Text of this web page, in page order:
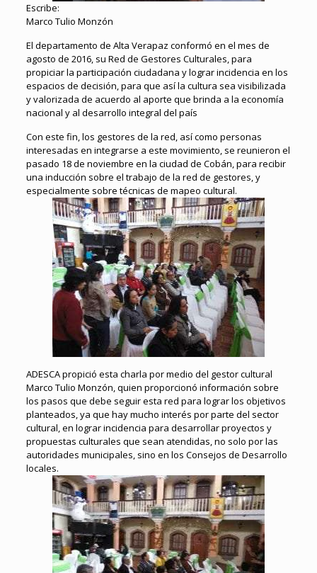
Escribe:
Marco Tulio Monzón
El departamento de Alta Verapaz conformó en el mes de
agosto de 2016, su Red de Gestores Culturales, para
propiciar la participación ciudadana y lograr incidencia en los
espacios de decisión, para que así la cultura sea visibilizada
y valorizada de acuerdo al aporte que brinda a la economía
nacional y al desarrollo integral del país
Con este fin, los gestores de la red, así como personas
interesadas en integrarse a este movimiento, se reunieron el
pasado 18 de noviembre en la ciudad de Cobán, para recibir
una inducción sobre el trabajo de la red de gestores, y
especialmente sobre técnicas de mapeo cultural.
ADESCA propició esta charla por medio del gestor cultural
Marco Tulio Monzón, quien proporcionó información sobre
los pasos que debe seguir esta red para lograr los objetivos
planteados, ya que hay mucho interés por parte del sector
cultural, en lograr incidencia para desarrollar proyectos y
propuestas culturales que sean atendidas, no solo por las
autoridades municipales, sino en los Consejos de Desarrollo
locales.